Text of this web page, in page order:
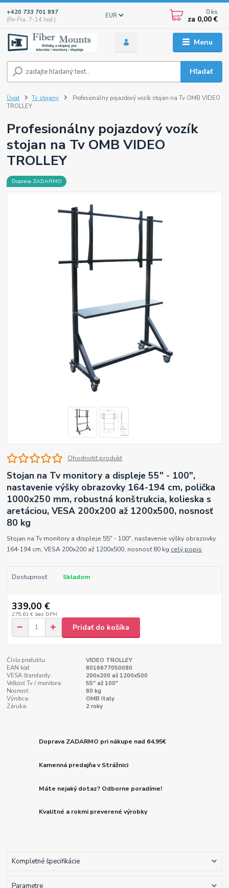
Menu
EUR
Hľadať
+420 733 701 897
(Po-Pia, 7-14 hod.)
0 ks
za 0,00 €
Úvod Tv stojany
Profesionálny pojazdový vozík stojan na Tv OMB VIDEO
TROLLEY
Profesionálny pojazdový vozík
stojan na Tv OMB VIDEO
TROLLEY
Doprava ZADARMO
Ohodnotiť produkt
Stojan na Tv monitory a displeje 55" - 100",
nastavenie výšky obrazovky 164-194 cm, polička
1000x250 mm, robustná konštrukcia, kolieska s
aretáciou, VESA 200x200 až 1200x500, nosnosť
80 kg
Stojan na Tv monitory a displeje 55" - 100", nastavenie výšky obrazovky
164-194 cm, VESA 200x200 až 1200x500, nosnosť 80 kg celý popis
Dostupnosť Skladom
339,00 €
275,61 € bez DPH
Pridať do košíka
Číslo produktu:
VIDEO TROLLEY
EAN kód:
8016677050080
VESA štandardy:
200x200 až 1200x500
Veľkosť Tv / monitora:
55" až 100"
Nosnosť:
80 kg
Výrobca:
OMB Italy
Záruka:
2 roky
Doprava ZADARMO pri nákupe nad 64,95€
Kamenná predajňa v Strážnici
Máte nejaký dotaz? Odborne poradíme!
Kvalitné a rokmi preverené výrobky
Kompletné špecifikácie
Parametre